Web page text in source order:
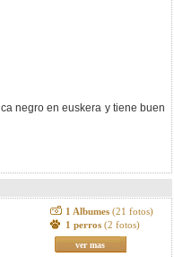
negro en euskera y tiene buen
1 Albumes (21 fotos)
1 perros (2 fotos)
ver mas